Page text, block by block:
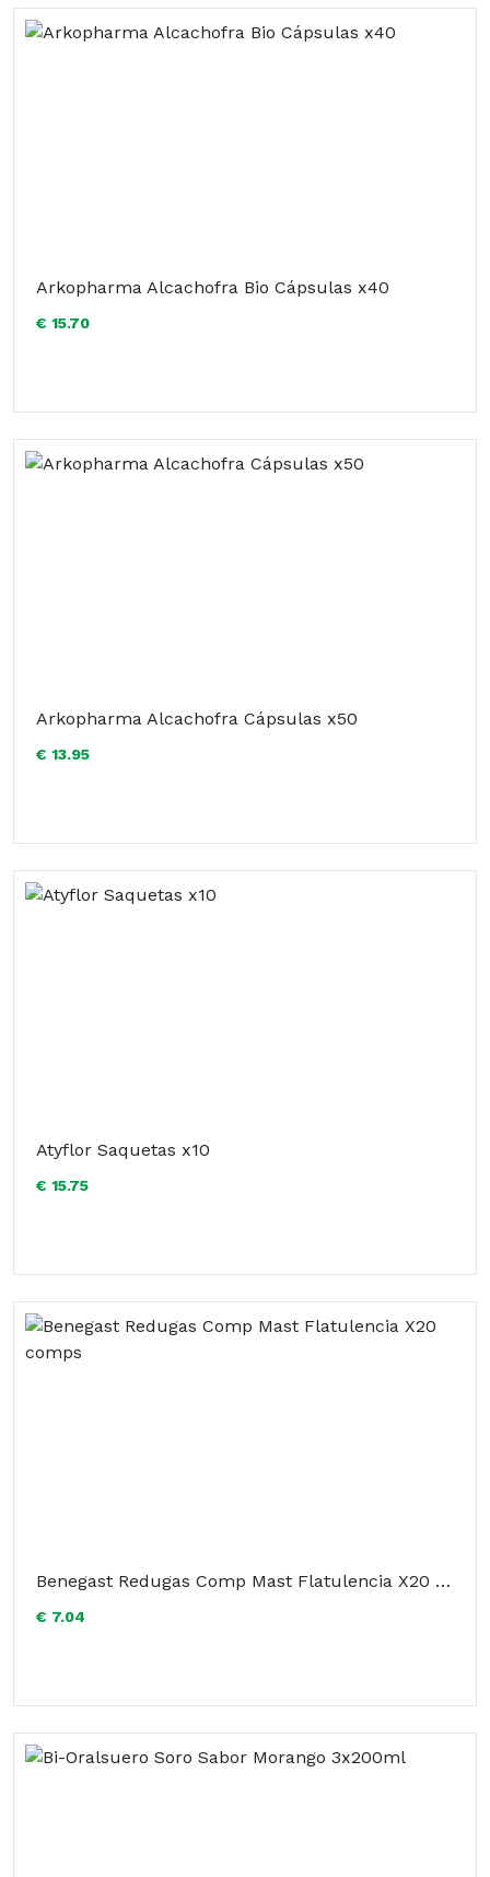
Arkopharma Alcachofra Bio Cápsulas x40
€ 15.70
Arkopharma Alcachofra Cápsulas x50
€ 13.95
Atyflor Saquetas x10
€ 15.75
Benegast Redugas Comp Mast Flatulencia X20 comps
€ 7.04